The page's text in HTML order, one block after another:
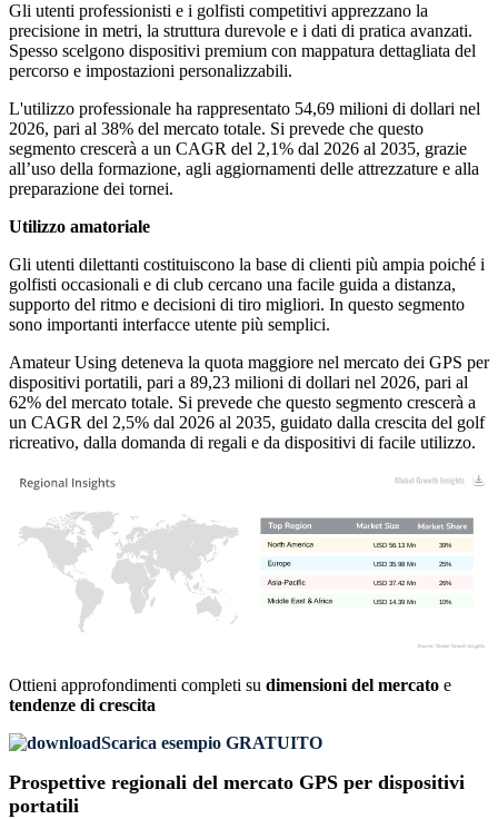
Gli utenti professionisti e i golfisti competitivi apprezzano la
precisione in metri, la struttura durevole e i dati di pratica avanzati.
Spesso scelgono dispositivi premium con mappatura dettagliata del
percorso e impostazioni personalizzabili.
L'utilizzo professionale ha rappresentato 54,69 milioni di dollari nel
2026, pari al 38% del mercato totale. Si prevede che questo
segmento crescerà a un CAGR del 2,1% dal 2026 al 2035, grazie
all’uso della formazione, agli aggiornamenti delle attrezzature e alla
preparazione dei tornei.
Utilizzo amatoriale
Gli utenti dilettanti costituiscono la base di clienti più ampia poiché i
golfisti occasionali e di club cercano una facile guida a distanza,
supporto del ritmo e decisioni di tiro migliori. In questo segmento
sono importanti interfacce utente più semplici.
Amateur Using deteneva la quota maggiore nel mercato dei GPS per
dispositivi portatili, pari a 89,23 milioni di dollari nel 2026, pari al
62% del mercato totale. Si prevede che questo segmento crescerà a
un CAGR del 2,5% dal 2026 al 2035, guidato dalla crescita del golf
ricreativo, dalla domanda di regali e da dispositivi di facile utilizzo.
10%
USD 14.39 Mn
26%
USD 37.42 Mn
25%
USD 35.98 Mn
39%
USD 56.13 Mn
Ottieni approfondimenti completi su dimensioni del mercato e
tendenze di crescita
Scarica esempio GRATUITO
Prospettive regionali del mercato GPS per dispositivi
portatili